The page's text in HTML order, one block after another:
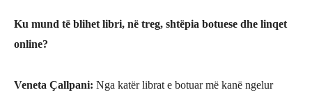
Ku mund të blihet libri, në treg, shtëpia botuese dhe linqet
online?
Veneta Çallpani: Nga katër librat e botuar më kanë ngelur